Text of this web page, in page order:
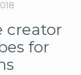
creator
for